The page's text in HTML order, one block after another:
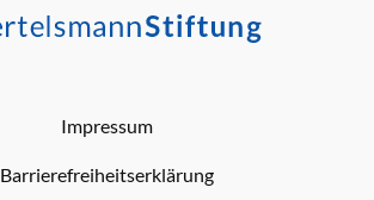
Impressum
Barrierefreiheitserklärung